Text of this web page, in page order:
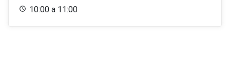
10:00 a 11:00